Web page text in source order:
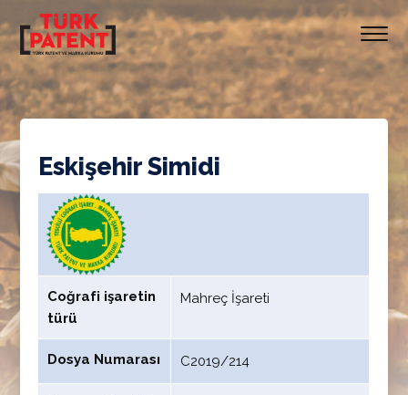
Eskişehir Simidi
Coğrafi işaretin
türü
Mahreç İşareti
Dosya Numarası C2019/214